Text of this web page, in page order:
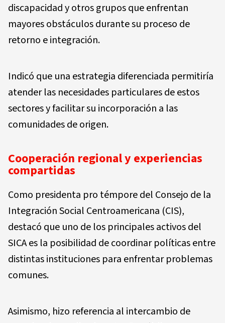
discapacidad y otros grupos que enfrentan
mayores obstáculos durante su proceso de
retorno e integración.
Indicó que una estrategia diferenciada permitiría
atender las necesidades particulares de estos
sectores y facilitar su incorporación a las
comunidades de origen.
Cooperación regional y experiencias
compartidas
Como presidenta pro témpore del Consejo de la
Integración Social Centroamericana (CIS),
destacó que uno de los principales activos del
SICA es la posibilidad de coordinar políticas entre
distintas instituciones para enfrentar problemas
comunes.
Asimismo, hizo referencia al intercambio de